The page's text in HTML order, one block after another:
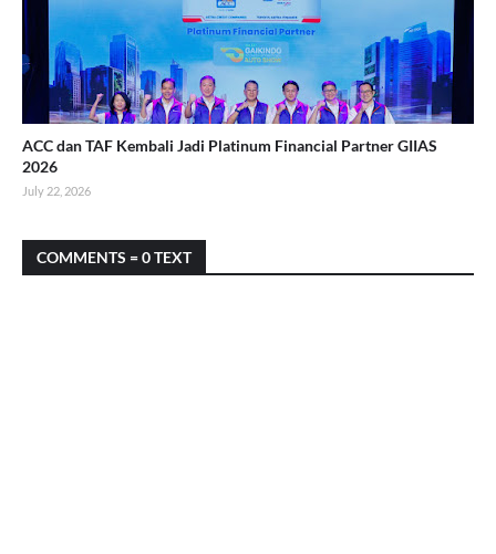
ACC dan TAF Kembali Jadi Platinum Financial Partner GIIAS
2026
July 22, 2026
COMMENTS = 0 TEXT